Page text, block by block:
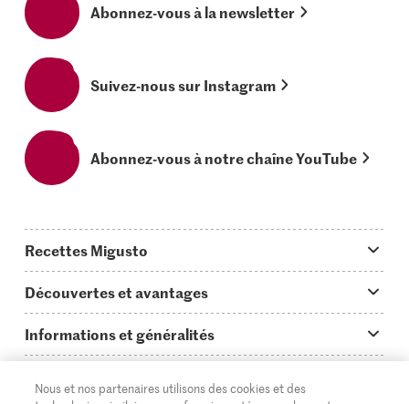
Abonnez-vous à la newsletter
Suivez-nous sur Instagram
Abonnez-vous à notre chaîne YouTube
Recettes Migusto
Idées de menus
Plats principaux
Simple & vite prêt
Découvertes et avantages
On en parle...
Tutoriels
Informations et généralités
Questions concernant Migusto
Nous et nos partenaires utilisons des cookies et des